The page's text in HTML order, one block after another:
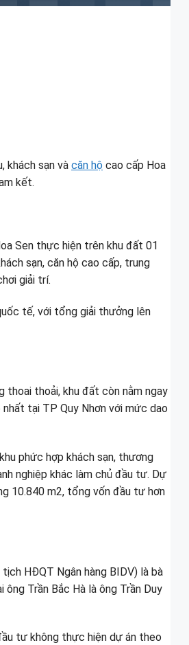
khách sạn và căn hộ cao cấp Hoa
kết.
Sen thực hiện trên khu đất 01
sạn, căn hộ cao cấp, trung
giải trí.
tế, với tổng giải thưởng lên
thoai thoải, khu đất còn nằm ngay
tại TP Quy Nhơn với mức dao
phức hợp khách sạn, thương
nghiệp khác làm chủ đầu tư. Dự
10.840 m2, tổng vốn đầu tư hơn
HĐQT Ngân hàng BIDV) là bà
Trần Bắc Hà là ông Trần Duy
tư không thực hiện dự án theo